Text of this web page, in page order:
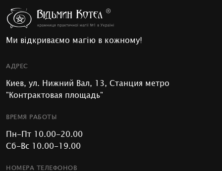
Ми відкриваємо магію в кожному!
АДРЕС
Киев, ул. Нижний Вал, 13, Станция метро
"Контрактовая площадь"
ВРЕМЯ РАБОТЫ
Пн-Пт 10.00-20.00
Сб-Вс 10.00-19.00
НОМЕРА ТЕЛЕФОНОВ